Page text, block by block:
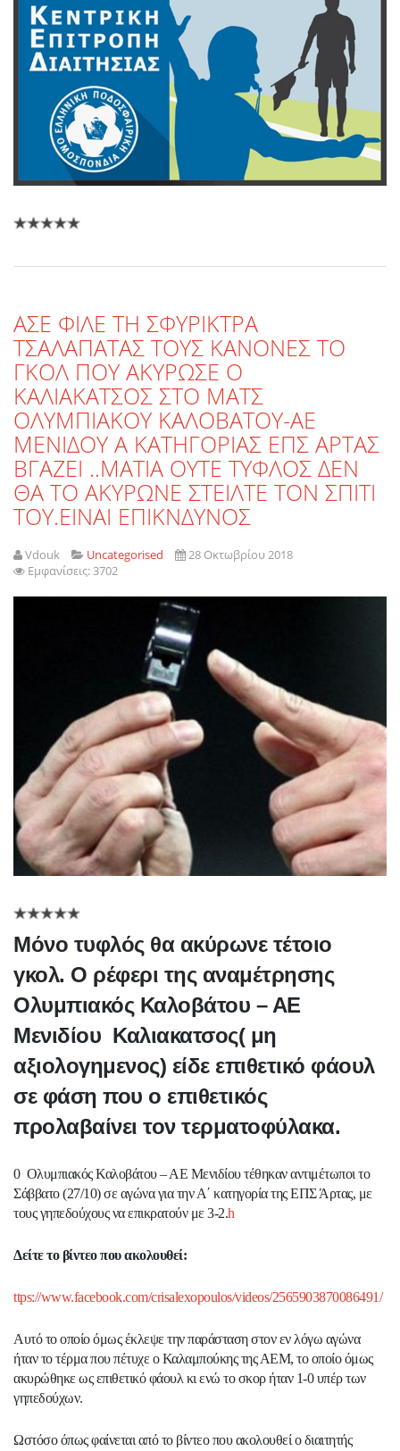
ΑΣΕ ΦΙΛΕ ΤΗ ΣΦΥΡΙΚΤΡΑ
ΤΣΑΛΑΠΑΤΑΣ ΤΟΥΣ ΚΑΝΟΝΕΣ ΤΟ
ΓΚΟΛ ΠΟΥ ΑΚΥΡΩΣΕ Ο
ΚΑΛΙΑΚΑΤΣΟΣ ΣΤΟ ΜΑΤΣ
ΟΛΥΜΠΙΑΚΟΥ ΚΑΛΟΒΑΤΟΥ-ΑΕ
ΜΕΝΙΔΟΥ Α ΚΑΤΗΓΟΡΙΑΣ ΕΠΣ ΑΡΤΑΣ
ΒΓΑΖΕΙ ..ΜΑΤΙΑ ΟΥΤΕ ΤΥΦΛΟΣ ΔΕΝ
ΘΑ ΤΟ ΑΚΥΡΩΝΕ ΣΤΕΙΛΤΕ ΤΟΝ ΣΠΙΤΙ
ΤΟΥ.ΕΙΝΑΙ ΕΠΙΚΝΔΥΝΟΣ
Vdouk Uncategorised
28 Οκτωβρίου 2018
Εμφανίσεις: 3702
Μόνο τυφλός θα ακύρωνε τέτοιο
γκολ. Ο ρέφερι της αναμέτρησης
Ολυμπιακός Καλοβάτου – ΑΕ
Μενιδίου Καλιακατσος( μη
αξιολογημενος) είδε επιθετικό φάουλ
σε φάση που ο επιθετικός
προλαβαίνει τον τερματοφύλακα.
0 Ολυμπιακός Καλοβάτου – ΑΕ Μενιδίου τέθηκαν αντιμέτωποι το
Σάββατο (27/10) σε αγώνα για την Α΄ κατηγορία της ΕΠΣ Άρτας, με
τους γηπεδούχους να επικρατούν με 3-2.h
Δείτε το βίντεο που ακολουθεί:
ttps://www.facebook.com/crisalexopoulos/videos/2565903870086491/
Αυτό το οποίο όμως έκλεψε την παράσταση στον εν λόγω αγώνα
ήταν το τέρμα που πέτυχε ο Καλαμπούκης της ΑΕΜ, το οποίο όμως
ακυρώθηκε ως επιθετικό φάουλ κι ενώ το σκορ ήταν 1-0 υπέρ των
γηπεδούχων.
Ωστόσο όπως φαίνεται από το βίντεο που ακολουθεί ο διαιτητής